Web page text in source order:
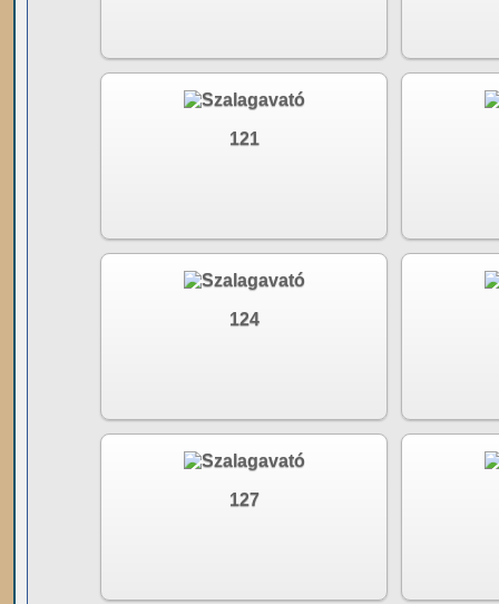
121
124
127